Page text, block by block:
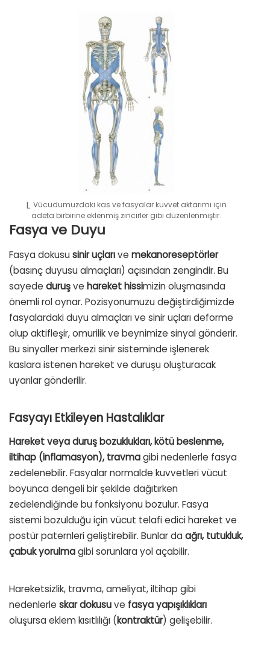
Vücudumuzdaki kas ve fasyalar kuvvet aktarımı için
adeta birbirine eklenmiş zincirler gibi düzenlenmiştir.
Fasya ve Duyu
Fasya dokusu sinir uçlarıve mekanoreseptörler
(basınç duyusu almaçları) açısından zengindir. Bu
sayede duruşve hareket hissimizin oluşmasında
önemli rol oynar. Pozisyonumuzu değiştirdiğimizde
fasyalardaki duyu almaçları ve sinir uçları deforme
olup aktifleşir, omurilik ve beynimize sinyal gönderir.
Bu sinyaller merkezi sinir sisteminde işlenerek
kaslara istenen hareket ve duruşu oluşturacak
uyarılar gönderilir.
Fasyayı Etkileyen Hastalıklar
Hareket veya duruş bozuklukları, kötü beslenme,
iltihap (inflamasyon), travmagibi nedenlerle fasya
zedelenebilir. Fasyalar normalde kuvvetleri vücut
boyunca dengeli bir şekilde dağıtırken
zedelendiğinde bu fonksiyonu bozulur. Fasya
sistemi bozulduğu için vücut telafi edici hareket ve
postür paternleri geliştirebilir. Bunlar da ağrı, tutukluk,
çabuk yorulmagibi sorunlara yol açabilir.
Hareketsizlik, travma, ameliyat, iltihap gibi
nedenlerle skar dokusuve fasya yapışıklıkları
oluşursa eklem kısıtlılığı (kontraktür) gelişebilir.